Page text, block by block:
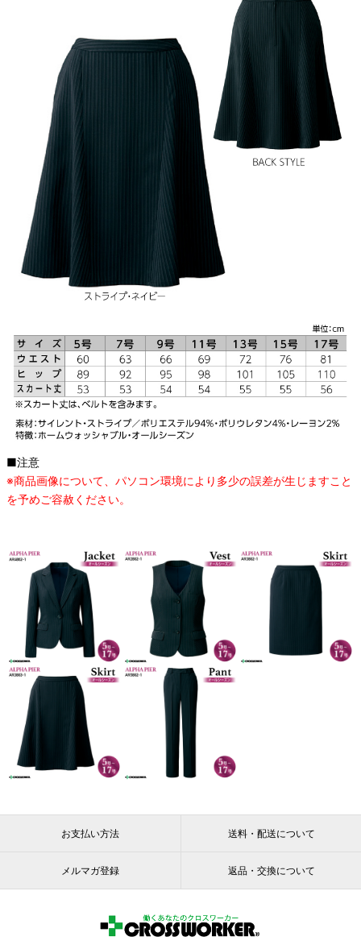
■注意
※商品画像について、パソコン環境により多少の誤差が生じますこと
を予めご容赦ください。
お支払い方法 送料・配送について
メルマガ登録 返品・交換について